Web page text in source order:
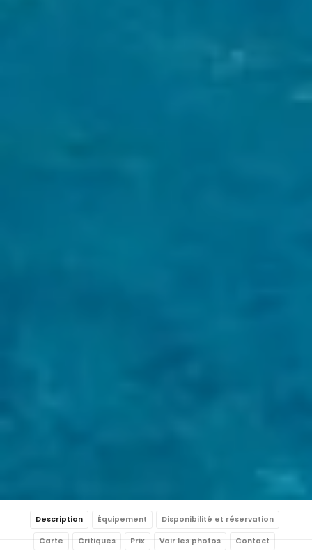
Description Équipement Disponibilité et réservation
Carte Critiques Prix Voir les photos Contact